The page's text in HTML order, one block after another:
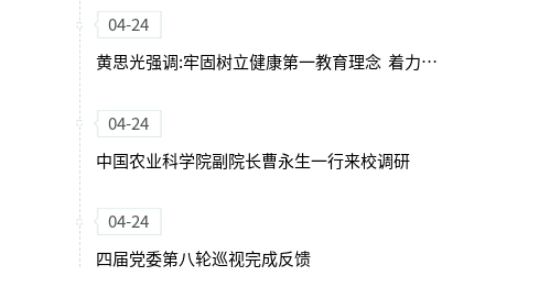
04-24
黄思光强调:牢固树立健康第一教育理念 着力培养德智体美劳全面发展的卓越农林人才
04-24
中国农业科学院副院长曹永生一行来校调研
04-24
四届党委第八轮巡视完成反馈